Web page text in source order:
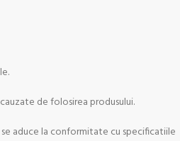
de folosirea produsului.
aduce la conformitate cu specificatiile